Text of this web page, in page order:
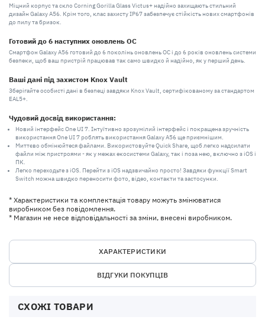
Міцний корпус та скло Corning Gorilla Glass Victus+ надійно захищають стильний
дизайн Galaxy A56. Крім того, клас захисту IP67 забезпечує стійкість нових смартфонів
до пилу та бризок.
Готовий до 6 наступних оновлень ОС
Смартфон Galaxy A56 готовий до 6 поколінь оновлень ОС і до 6 років оновлень системи
безпеки, щоб ваш пристрій працював так само швидко й надійно, як у перший день.
Ваші дані під захистом Knox Vault
Зберігайте особисті дані в безпеці завдяки Knox Vault, сертифікованому за стандартом
EAL5+.
Чудовий досвід використання:
Новий інтерфейс One UI 7. Інтуїтивно зрозумілий інтерфейс і покращена зручність
використання One UI 7 роблять використання Galaxy A56 ще приємнішим.
Миттєво обмінюйтеся файлами. Використовуйте Quick Share, щоб легко надсилати
файли між пристроями - як у межах екосистеми Galaxy, так і поза нею, включно з iOS і
ПК.
Легко переходьте з iOS. Перейти з iOS надзвичайно просто! Завдяки функції Smart
Switch можна швидко переносити фото, відео, контакти та застосунки.
* Характеристики та комплектація товару можуть змінюватися
виробником без повідомлення.
* Магазин не несе відповідальності за зміни, внесені виробником.
ХАРАКТЕРИСТИКИ
ВІДГУКИ ПОКУПЦІВ
СХОЖІ ТОВАРИ